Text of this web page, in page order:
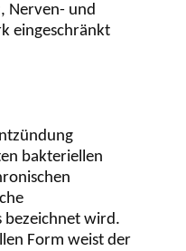
Nerven- und
eingeschränkt
bakteriellen
bezeichnet wird.
Form weist der